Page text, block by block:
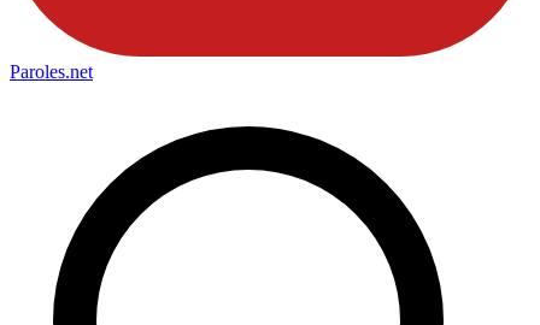
Paroles.net